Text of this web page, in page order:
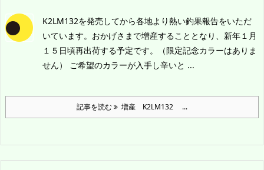
K2LM132を発売してから各地より熱い釣果報告をいただ
いています。おかげさまで増産することとなり、新年１月
１５日頃再出荷する予定です。（限定記念カラーはありま
せん）
ご希望のカラーが入手し辛いと ...
記事を読む 増産 K2LM132 ...